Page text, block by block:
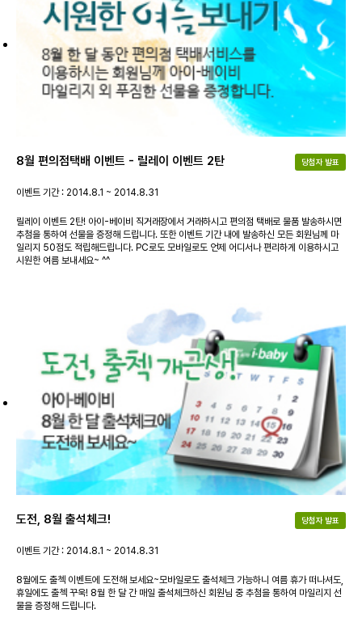
8월 편의점택배 이벤트 - 릴레이 이벤트 2탄 당첨자 발표
이벤트 기간 : 2014.8.1 ~ 2014.8.31
릴레이 이벤트 2탄! 아이-베이비 직거래장에서 거래하시고 편의점 택배로 물품 발송하시면
추첨을 통하여 선물을 증정해 드립니다. 또한 이벤트 기간 내에 발송하신 모든 회원님께 마
일리지 50점도 적립해드립니다. PC로도 모바일로도 언제 어디서나 편리하게 이용하시고
시원한 여름 보내세요~ ^^
도전, 8월 출석체크! 당첨자 발표
이벤트 기간 : 2014.8.1 ~ 2014.8.31
8월에도 출첵 이벤트에 도전해 보세요~모바일로도 출석체크 가능하니 여름 휴가 떠나셔도,
휴일에도 출첵 꾸욱! 8월 한 달 간 매일 출석체크하신 회원님 중 추첨을 통하여 마일리지 선
물을 증정해 드립니다.